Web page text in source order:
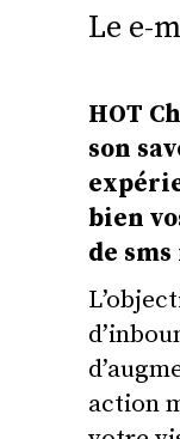
Le e-
HOT
son
bien
de sms
action